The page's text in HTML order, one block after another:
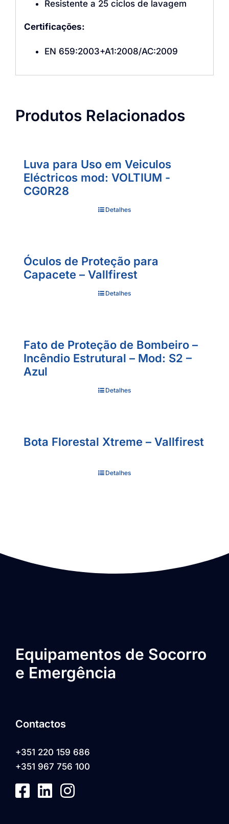
Resistente a 25 ciclos de lavagem
Certificações:
EN 659:2003+A1:2008/AC:2009
Produtos Relacionados
Luva para Uso em Veiculos
Eléctricos mod: VOLTIUM -
CG0R28
Detalhes
Óculos de Proteção para
Capacete – Vallfirest
Detalhes
Fato de Proteção de Bombeiro –
Incêndio Estrutural – Mod: S2 –
Azul
Detalhes
Bota Florestal Xtreme – Vallfirest
Detalhes
Equipamentos de Socorro
e Emergência
Contactos
+351 220 159 686
+351 967 756 100